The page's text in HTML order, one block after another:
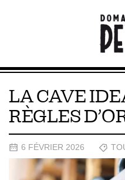
LA CAVE
RÈGLES
6 FÉVRIER 2026